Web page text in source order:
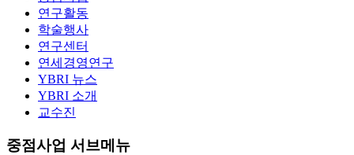
연구활동
학술행사
연구센터
연세경영연구
YBRI 뉴스
YBRI 소개
교수진
중점사업 서브메뉴